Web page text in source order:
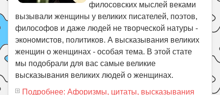
филосовских мыслей веками
вызывали женщины у великих писателей, поэтов,
философов и даже людей не творческой натуры -
экономистов, политиков. А высказывания великих
женщин о женщинах - особая тема. В этой стате
мы подобрали для вас самые великие
высказывания великих людей о женщинах.
Подробнее: Афоризмы, цитаты, высказывания